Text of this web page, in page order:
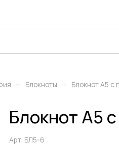
– Блокноты – Блокнот А5 с
Блокнот А5
Арт. БЛ5-6